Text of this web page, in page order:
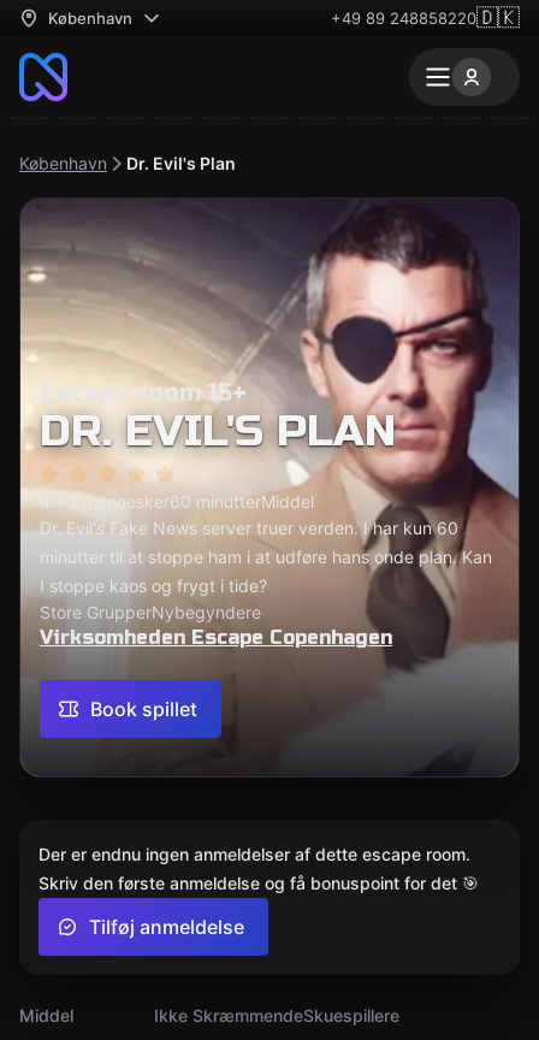
København +49 89 248858220🇩🇰
København Dr. Evil's Plan
Escape room 15+
DR. EVIL'S PLAN
4 - 8 mennesker60 minutterMiddel
Dr. Evil's Fake News server truer verden. I har kun 60
minutter til at stoppe ham i at udføre hans onde plan. Kan
I stoppe kaos og frygt i tide?
Store GrupperNybegyndere
Virksomheden Escape Copenhagen
Book spillet
Middel
Ikke SkræmmendeSkuespillere
Der er endnu ingen anmeldelser af dette escape room.
Skriv den første anmeldelse og få bonuspoint for det 🎯
Tilføj anmeldelse